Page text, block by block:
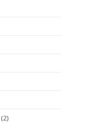
(2)